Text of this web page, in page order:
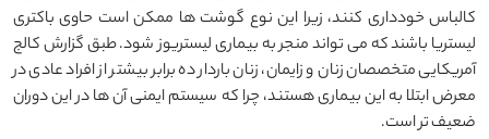
کالباس خودداری کنند، زیرا این نوع گوشت ‌ها ممکن است حاوی باکتری
لیستریا باشند که می ‌تواند منجر به بیماری لیستریوز شود. طبق گزارش کالج
آمریکایی متخصصان زنان و زایمان، زنان باردار ده برابر بیشتر از افراد عادی در
معرض ابتلا به این بیماری هستند، چرا که سیستم ایمنی آن ‌ها در این دوران
ضعیف‌ تر است.